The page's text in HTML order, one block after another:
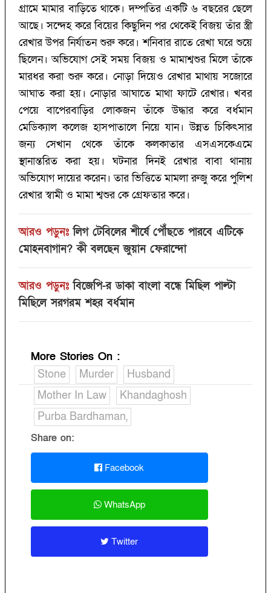
গ্রামে মামার বাড়িতে থাকে। দম্পতির একটি ৬ বছরের ছেলে
আছে। সন্দেহ করে বিয়ের কিছুদিন পর থেকেই বিজয় তাঁর স্ত্রী
রেখার উপর নির্যাতন শুরু করে। শনিবার রাতে রেখা ঘরে শুয়ে
ছিলেন। অভিযোগ সেই সময় বিজয় ও মামাশ্বশুর মিলে তাঁকে
মারধর করা শুরু করে। নোড়া দিয়েও রেখার মাথায় সজোরে
আঘাত করা হয়। নোড়ার আঘাতে মাথা ফাটে রেখার। খবর
পেয়ে বাপেরবাড়ির লোকজন তাঁকে উদ্ধার করে বর্ধমান
মেডিক্যাল কলেজ হাসপাতালে নিয়ে যান। উন্নত চিকিৎসার
জন্য সেখান থেকে তাঁকে কলকাতার এসএসকেএমে
স্থানান্তরিত করা হয়। ঘটনার দিনই রেখার বাবা থানায়
অভিযোগ দায়ের করেন। তার ভিত্তিতে মামলা রুজু করে পুলিশ
রেখার স্বামী ও মামা শ্বশুর কে গ্রেফতার করে।
আরও পড়ুনঃ লিগ টেবিলের শীর্ষে পৌঁছতে পারবে এটিকে
মোহনবাগান?‌ কী বলছেন জুয়ান ফেরান্দো
আরও পড়ুনঃ বিজেপি-র ডাকা বাংলা বন্ধে মিছিল পাল্টা
মিছিলে সরগরম শহর বর্ধমান
More Stories On :
Stone
Murder
Husband
Mother In Law
Khandaghosh
Purba Bardhaman,
Share on:
Facebook
WhatsApp
Twitter